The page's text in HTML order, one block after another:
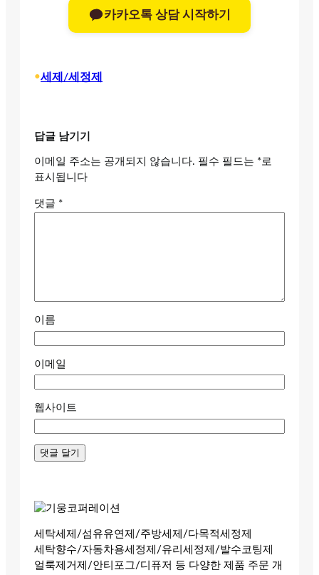
카카오톡 상담 시작하기
•세제/세정제
답글 남기기
이메일 주소는 공개되지 않습니다. 필수 필드는 *로
표시됩니다
댓글 *
이름
이메일
웹사이트
세탁세제/섬유유연제/주방세제/다목적세정제
세탁향수/자동차용세정제/유리세정제/발수코팅제
얼룩제거제/안티포그/디퓨저 등 다양한 제품 주문 개